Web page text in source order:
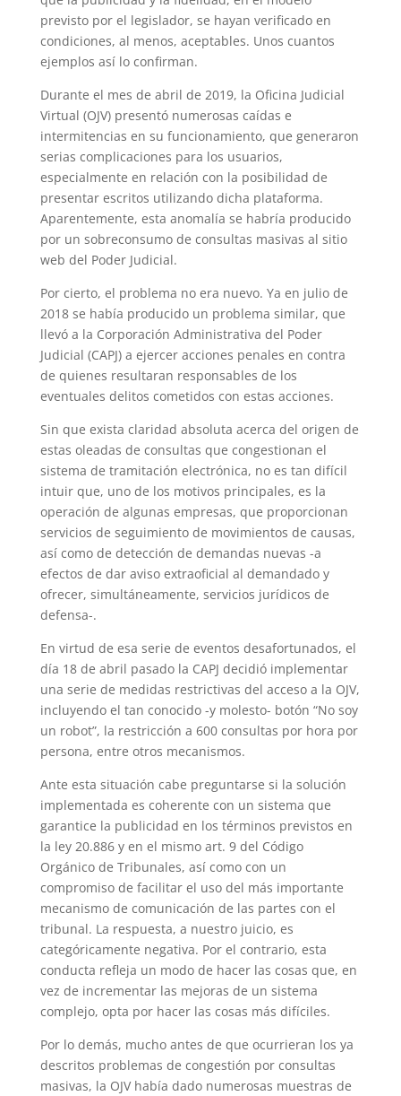
previsto por el legislador, se hayan verificado en
condiciones, al menos, aceptables. Unos cuantos
ejemplos así lo confirman.
Durante el mes de abril de 2019, la Oficina Judicial
Virtual (OJV) presentó numerosas caídas e
intermitencias en su funcionamiento, que generaron
serias complicaciones para los usuarios,
especialmente en relación con la posibilidad de
presentar escritos utilizando dicha plataforma.
Aparentemente, esta anomalía se habría producido
por un sobreconsumo de consultas masivas al sitio
web del Poder Judicial.
Por cierto, el problema no era nuevo. Ya en julio de
2018 se había producido un problema similar, que
llevó a la Corporación Administrativa del Poder
Judicial (CAPJ) a ejercer acciones penales en contra
de quienes resultaran responsables de los
eventuales delitos cometidos con estas acciones.
Sin que exista claridad absoluta acerca del origen de
estas oleadas de consultas que congestionan el
sistema de tramitación electrónica, no es tan difícil
intuir que, uno de los motivos principales, es la
operación de algunas empresas, que proporcionan
servicios de seguimiento de movimientos de causas,
así como de detección de demandas nuevas -a
efectos de dar aviso extraoficial al demandado y
ofrecer, simultáneamente, servicios jurídicos de
defensa-.
En virtud de esa serie de eventos desafortunados, el
día 18 de abril pasado la CAPJ decidió implementar
una serie de medidas restrictivas del acceso a la OJV,
incluyendo el tan conocido -y molesto- botón “No soy
un robot”, la restricción a 600 consultas por hora por
persona, entre otros mecanismos.
Ante esta situación cabe preguntarse si la solución
implementada es coherente con un sistema que
garantice la publicidad en los términos previstos en
la ley 20.886 y en el mismo art. 9 del Código
Orgánico de Tribunales, así como con un
compromiso de facilitar el uso del más importante
mecanismo de comunicación de las partes con el
tribunal. La respuesta, a nuestro juicio, es
categóricamente negativa. Por el contrario, esta
conducta refleja un modo de hacer las cosas que, en
vez de incrementar las mejoras de un sistema
complejo, opta por hacer las cosas más difíciles.
Por lo demás, mucho antes de que ocurrieran los ya
descritos problemas de congestión por consultas
masivas, la OJV había dado numerosas muestras de